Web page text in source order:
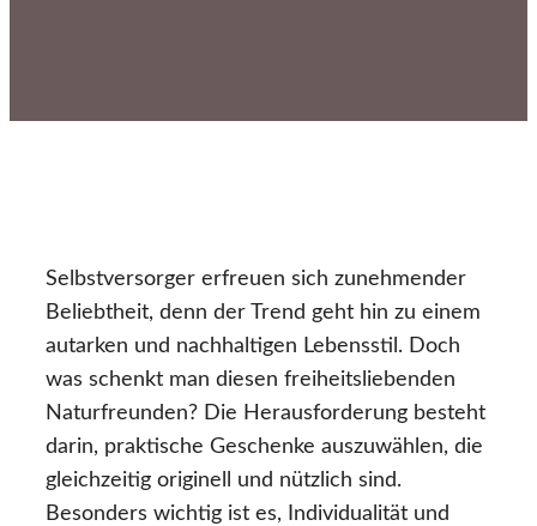
Selbstversorger erfreuen sich zunehmender
Beliebtheit, denn der Trend geht hin zu einem
autarken und nachhaltigen Lebensstil. Doch
was schenkt man diesen freiheitsliebenden
Naturfreunden? Die Herausforderung besteht
darin, praktische Geschenke auszuwählen, die
gleichzeitig originell und nützlich sind.
Besonders wichtig ist es, Individualität und